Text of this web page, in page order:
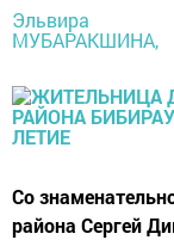
Эльвира
МУБАРАКШИНА,
Со
района Сергей